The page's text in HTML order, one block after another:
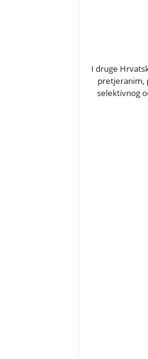
I druge
pretjeranim,
selektivnog